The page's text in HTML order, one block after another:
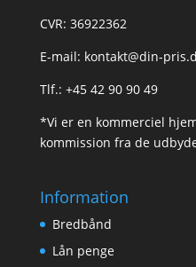
CVR: 36922362
E-mail: kontakt@din-
Tlf.: +45 42 90 90 49
*Vi er en kommerciel
kommission fra de
Information
Bredbånd
Lån penge